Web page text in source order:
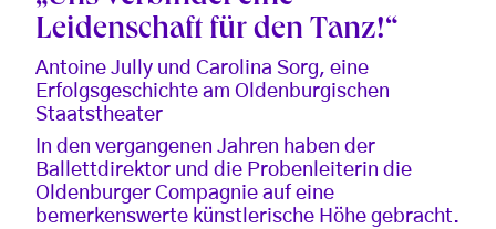
Leidenschaft für den Tanz!“
Antoine Jully und Carolina Sorg, eine
Erfolgsgeschichte am Oldenburgischen
Staatstheater
In den vergangenen Jahren haben der
Ballettdirektor und die Probenleiterin die
Oldenburger Compagnie auf eine
bemerkenswerte künstlerische Höhe gebracht.